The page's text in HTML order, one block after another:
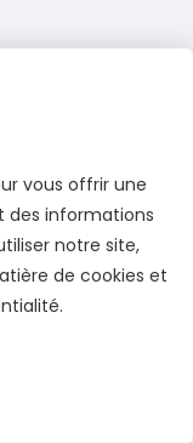
vous offrir une
des informations
notre site,
de cookies et